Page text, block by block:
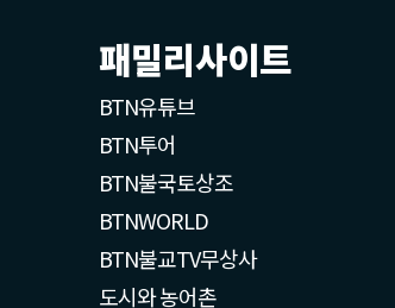
패밀리사이트
BTN유튜브
BTN투어
BTN불국토상조
BTNWORLD
BTN불교TV무상사
도시와 농어촌